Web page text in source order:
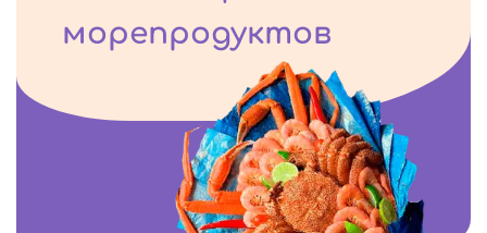
морепродуктов